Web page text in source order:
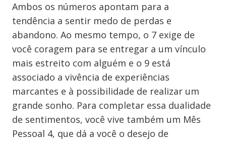
Ambos os números apontam para a
tendência a sentir medo de perdas e
abandono. Ao mesmo tempo, o 7 exige de
você coragem para se entregar a um vínculo
mais estreito com alguém e o 9 está
associado a vivência de experiências
marcantes e à possibilidade de realizar um
grande sonho. Para completar essa dualidade
de sentimentos, você vive também um Mês
Pessoal 4, que dá a você o desejo de